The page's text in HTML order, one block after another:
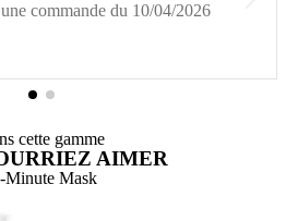
commande du 10/04/2026
cette gamme
AIMER
Minute Mask